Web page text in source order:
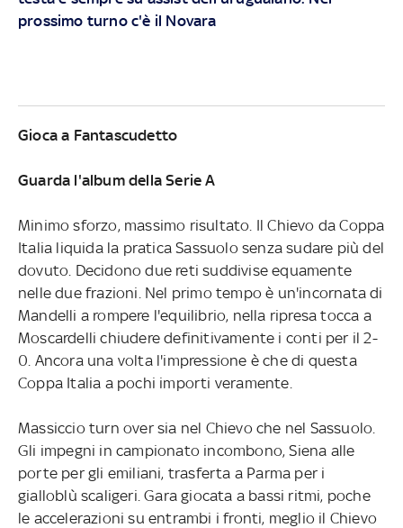
prossimo turno c'è il Novara
Gioca a Fantascudetto
Guarda l'album della Serie A
Minimo sforzo, massimo risultato. Il Chievo da Coppa
Italia liquida la pratica Sassuolo senza sudare più del
dovuto. Decidono due reti suddivise equamente
nelle due frazioni. Nel primo tempo è un'incornata di
Mandelli a rompere l'equilibrio, nella ripresa tocca a
Moscardelli chiudere definitivamente i conti per il 2-
0. Ancora una volta l'impressione è che di questa
Coppa Italia a pochi importi veramente.
Massiccio turn over sia nel Chievo che nel Sassuolo.
Gli impegni in campionato incombono, Siena alle
porte per gli emiliani, trasferta a Parma per i
gialloblù scaligeri. Gara giocata a bassi ritmi, poche
le accelerazioni su entrambi i fronti, meglio il Chievo